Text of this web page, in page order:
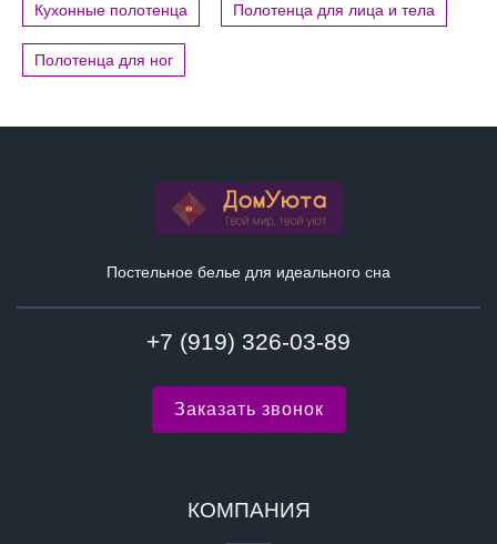
Кухонные полотенца Полотенца для лица и тела
Полотенца для ног
Постельное белье для идеального сна
+7 (919) 326-03-89
Заказать звонок
КОМПАНИЯ